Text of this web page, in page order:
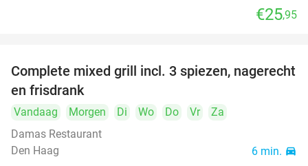
food
food
€25,95
34%
Complete mixed grill incl. 3 spiezen, nagerecht
en frisdrank
Vandaag Morgen Di Wo Do Vr
Za
Damas Restaurant
Den Haag
6 min. directions_car